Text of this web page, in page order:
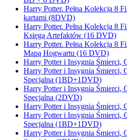
Harry Potter. Pełna Kolekcja 8
kartami (8DVD)
Harry Potter. Pełna Kolekcja 8
Księgą Artefaktów (16 DVD)
Harry Potter. Pełna Kolekcja 8
Mapą Hogwartu (16 DVD)
Harry Potter i Insygnia Śmierci,
Harry Potter i Insygnia Śmierci,
Specjalna (1BD+1DVD)
Harry Potter i Insygnia Śmierci,
Specjalna (2DVD)
Harry Potter i Insygnia Śmierci,
Harry Potter i Insygnia Śmierci,
Specjalna (1BD+1DVD)
Harry Potter i Insygnia Śmierci,